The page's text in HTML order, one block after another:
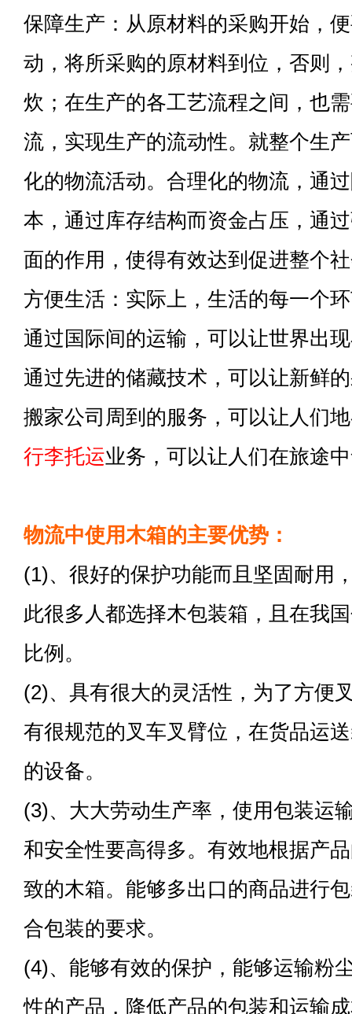
保障生产：从原材料的采购开始，
动，将所采购的原材料到位，否则
炊；在生产的各工艺流程之间，也
流，实现生产的流动性。就整个生
化的物流活动。合理化的物流，通
本，通过库存结构而资金占压，通
面的作用，使得有效达到促进整个
方便生活：实际上，生活的每一个
通过国际间的运输，可以让世界出
通过先进的储藏技术，可以让新鲜
搬家公司周到的服务，可以让人们
行李托运业务，可以让人们在旅途
物流中使用木箱的主要优势：
(1)、很好的保护功能而且坚固耐用
此很多人都选择木包装箱，且在我
比例。
(2)、具有很大的灵活性，为了方便
有很规范的叉车叉臂位，在货品运
的设备。
(3)、大大劳动生产率，使用包装运
和安全性要高得多。有效地根据产
致的木箱。能够多出口的商品进行
合包装的要求。
(4)、能够有效的保护，能够运输粉
性的产品，降低产品的包装和运输